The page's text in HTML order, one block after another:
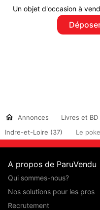
Un objet d'occasion à
Annonces Livres et BD
Indre-et-Loire (37)
Le
A propos de ParuVendu
Qui sommes-nous?
Nos solutions pour les pros
Recrutement